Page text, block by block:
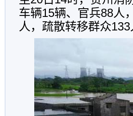
车辆15辆、官兵88人
人，疏散转移群众133